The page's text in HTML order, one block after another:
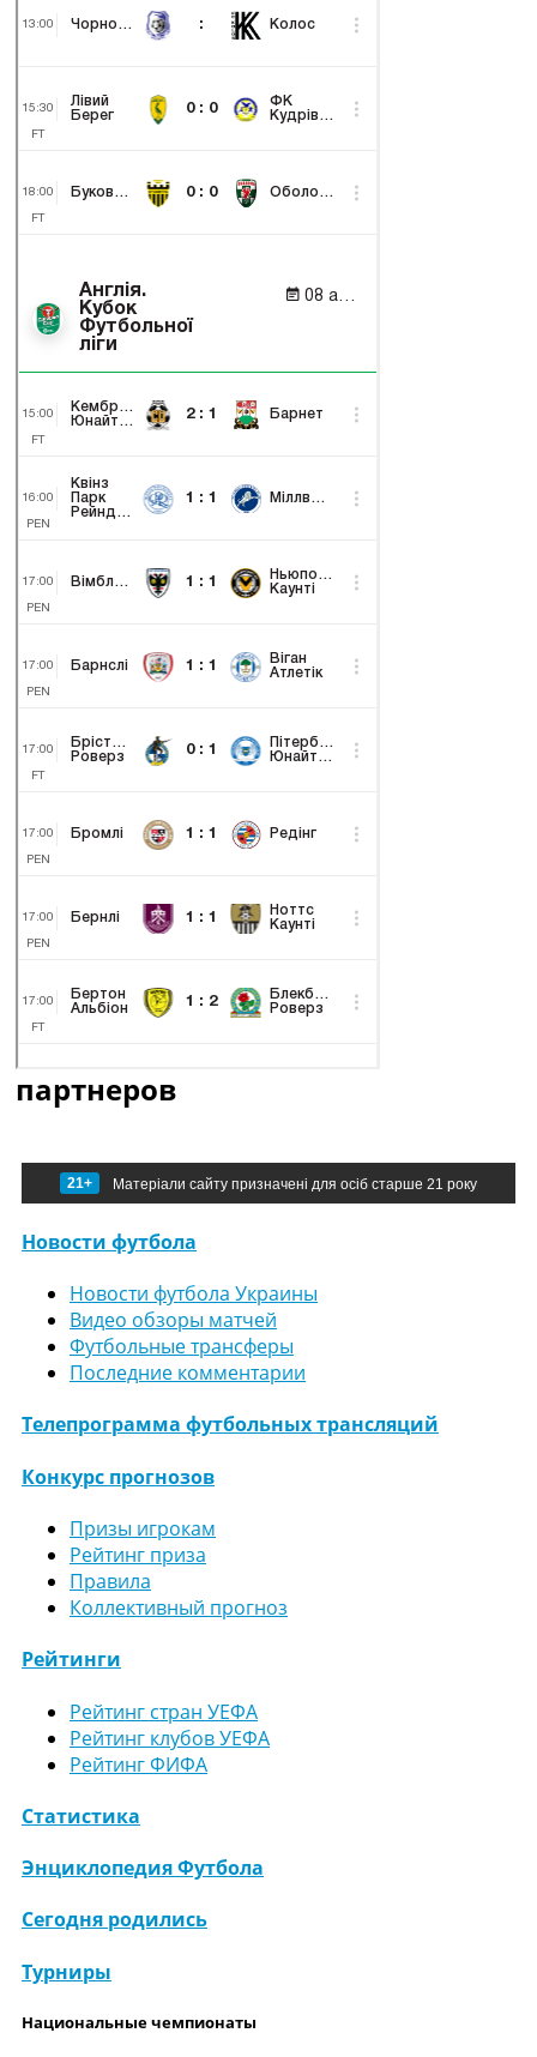
партнеров
21+ Матеріали сайту призначені для осіб старше 21 року
Новости футбола
Новости футбола Украины
Видео обзоры матчей
Футбольные трансферы
Последние комментарии
Телепрограмма футбольных трансляций
Конкурс прогнозов
Призы игрокам
Рейтинг приза
Правила
Коллективный прогноз
Рейтинги
Рейтинг стран УЕФА
Рейтинг клубов УЕФА
Рейтинг ФИФА
Статистика
Энциклопедия Футбола
Сегодня родились
Турниры
Национальные чемпионаты